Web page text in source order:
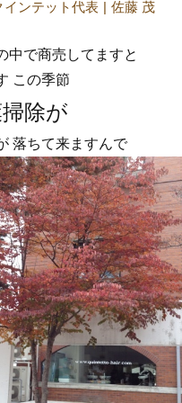
インテット代表 佐藤 茂
中で商売してますと
この季節
除が
落ちて来ますんで